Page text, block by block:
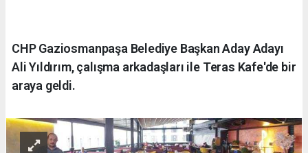
CHP Gaziosmanpaşa Belediye Başkan Aday Adayı
Ali Yıldırım, çalışma arkadaşları ile Teras Kafe'de bir
araya geldi.